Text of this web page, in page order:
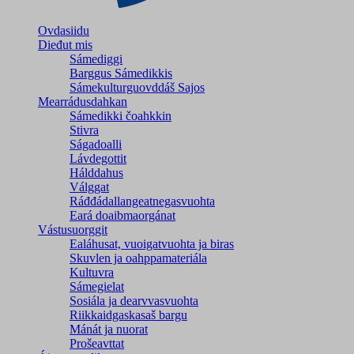
Ovdasiidu
Dieđut mis
Sámediggi
Barggus Sámedikkis
Sámekulturguovddáš Sajos
Mearrádusdahkan
Sámedikki čoahkkin
Stivra
Ságadoalli
Lávdegottit
Hálddahus
Válggat
Ráđđádallangeatnegas­vuohta
Eará doaibmaorgánat
Vástusuorggit
Ealáhusat, vuoigatvuohta ja biras
Skuvlen ja oahppamateriála
Kultuvra
Sámegielat
Sosiála ja dearvvasvuohta
Riikkaidgaskasaš bargu
Mánát ja nuorat
Prošeavttat